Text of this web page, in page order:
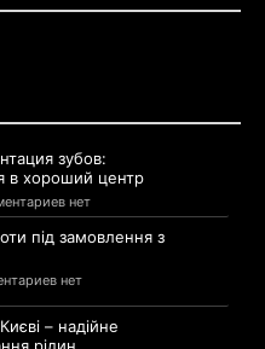
зубов:
в хороший центр
нет
під замовлення з
нет
– надійне